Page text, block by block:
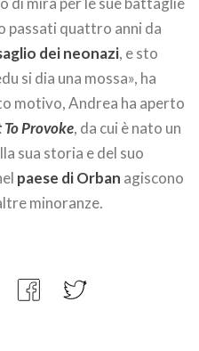
passati quattro anni da
dei neonazi, e sto
si dia una mossa», ha
motivo, Andrea ha aperto
To Provoke, da cui è nato un
sua storia e del suo
paese di Orban agiscono
minoranze.